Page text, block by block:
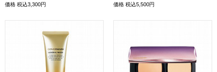
価格 税込3,300円 価格 税込5,500円